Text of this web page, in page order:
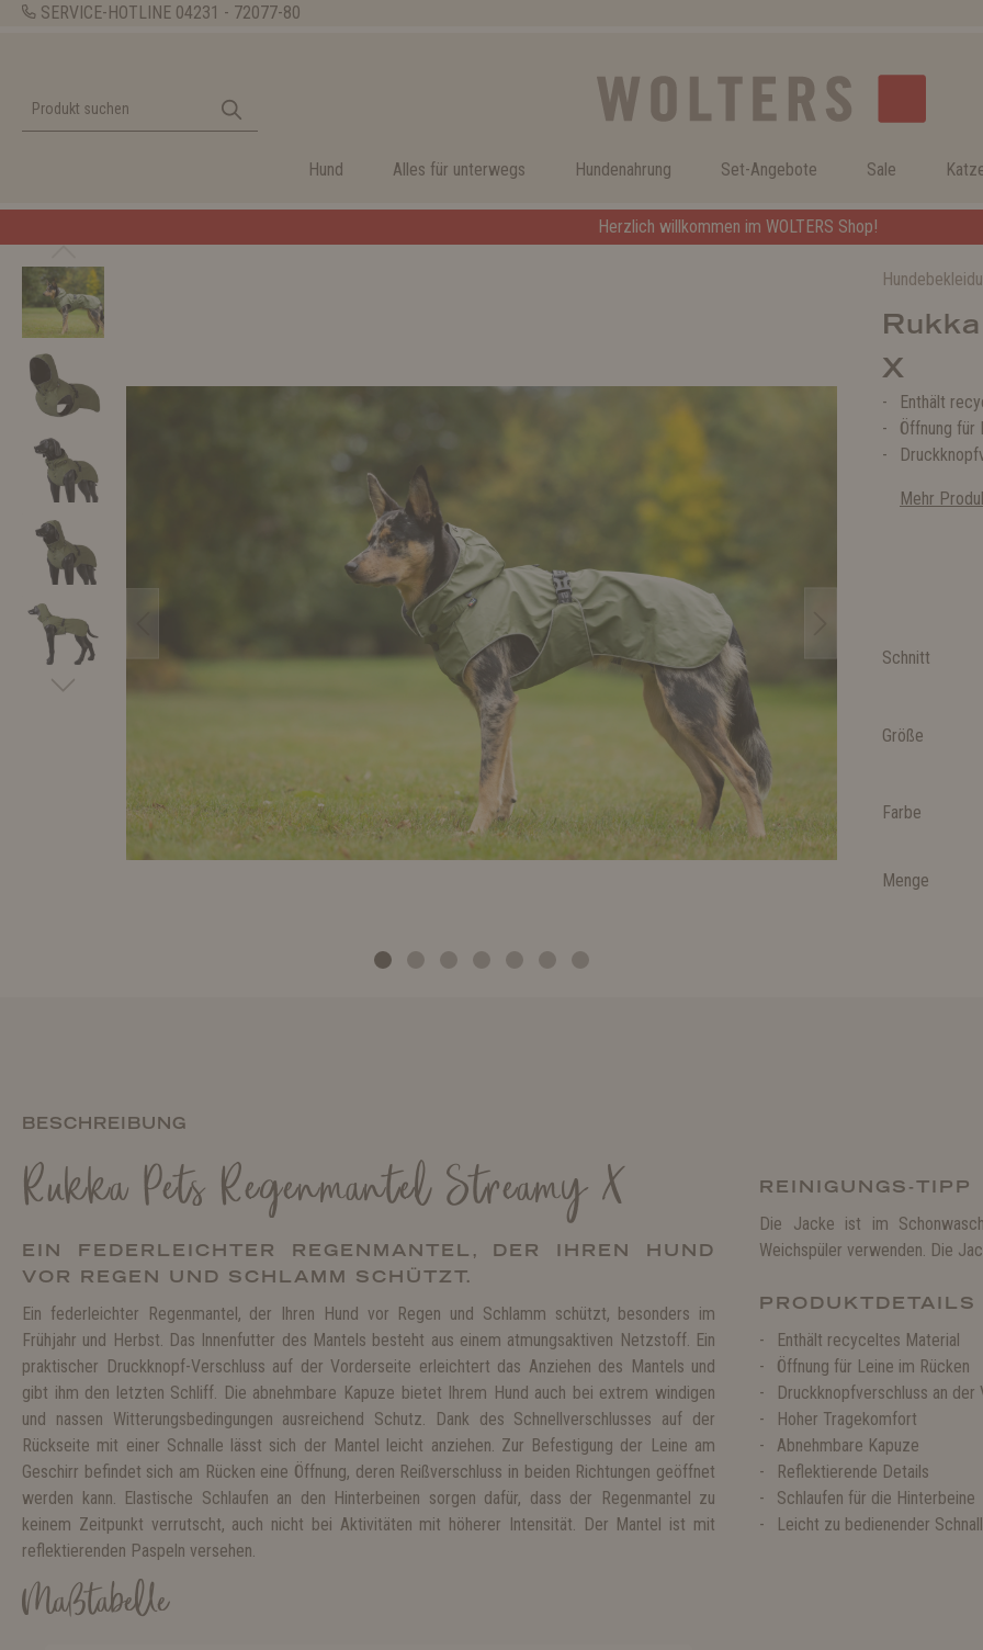
SERVICE-HOTLINE 04231 - 72077-80
Hund Alles für unterwegs Hundenahrung Set-Angebote Sale
Herzlich willkommen im WOLTERS Shop!
X
Enthält
Öffnung für
Mehr
Schnitt
Größe
Farbe
Menge
BESCHREIBUNG
Rukka Pets Regenmantel Streamy X
EIN FEDERLEICHTER REGENMANTEL, DER IHREN HUND
VOR REGEN UND SCHLAMM SCHÜTZT.
Ein federleichter Regenmantel, der Ihren Hund vor Regen und Schlamm schützt, besonders im
Frühjahr und Herbst. Das Innenfutter des Mantels besteht aus einem atmungsaktiven Netzstoff. Ein
praktischer Druckknopf-Verschluss auf der Vorderseite erleichtert das Anziehen des Mantels und
gibt ihm den letzten Schliff. Die abnehmbare Kapuze bietet Ihrem Hund auch bei extrem windigen
und nassen Witterungsbedingungen ausreichend Schutz. Dank des Schnellverschlusses auf der
Rückseite mit einer Schnalle lässt sich der Mantel leicht anziehen. Zur Befestigung der Leine am
Geschirr befindet sich am Rücken eine Öffnung, deren Reißverschluss in beiden Richtungen geöffnet
werden kann. Elastische Schlaufen an den Hinterbeinen sorgen dafür, dass der Regenmantel zu
keinem Zeitpunkt verrutscht, auch nicht bei Aktivitäten mit höherer Intensität. Der Mantel ist mit
reflektierenden Paspeln versehen.
Maßtabelle
REINIGUNGS-TIPP
Die Jacke ist im
Weichspüler verwenden. Die
PRODUKTDETAILS
Enthält recyceltes Material
Öffnung für Leine im Rücken
Druckknopfverschluss an
Hoher Tragekomfort
Abnehmbare Kapuze
Reflektierende Details
Schlaufen für die Hinterbeine
Leicht zu bedienender